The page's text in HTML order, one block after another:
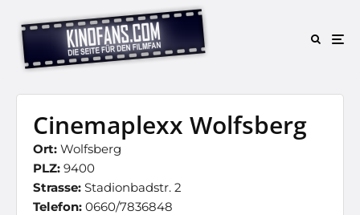
Cinemaplexx Wolfsberg
Ort: Wolfsberg
PLZ: 9400
Strasse: Stadionbadstr. 2
Telefon: 0660/7836848